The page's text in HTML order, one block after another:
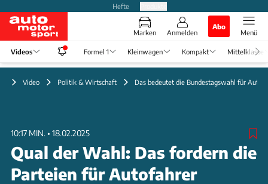
Hefte
Marken Anmelden
Abo
Menü
Videos Formel 1 Kleinwagen Kompakt Mittelklasse
Video Politik & Wirtschaft Das bedeutet die Bundestagswahl für
10:17 MIN. • 18.02.2025
Qual der Wahl: Das fordern die
Parteien für Autofahrer